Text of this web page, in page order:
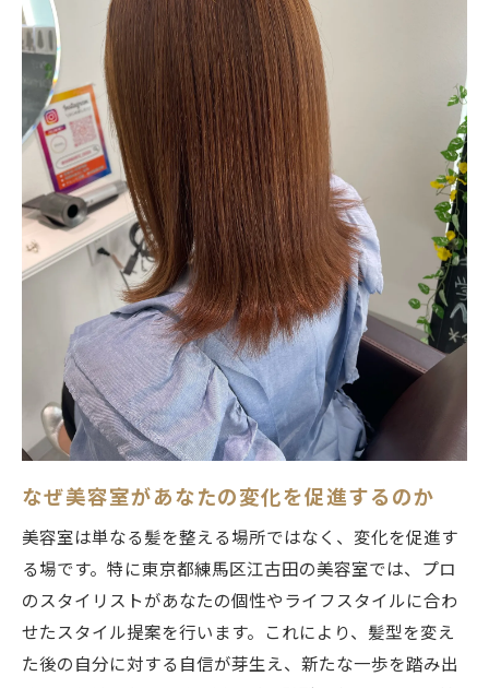
美容室体験を通じての自己表現
日常のストレスを解消する美容室体験
江古田の美容室が提供するリラクゼーショ
ン
江古田で見つける特別な美容室がもたらす価値
唯一無二の美容体験の重要性
江古田の美容室が提案するトレンドスタイ
ル
価値ある美容室選びのポイント
特別なサービスが生む満足感
プロの手によるスタイルチェンジの魅力
江古田で特別なひとときを過ごす
美容室選びがあなたの個性を引き出す鍵
江古田の美容室で個性を活かす方法
パーソナルスタイリングの価値
スタイリストとの信頼関係を築く
オーダーメイドの美容体験を探る
なぜ美容室があなたの変化を促進するのか
美容室は単なる髪を整える場所ではなく、変化を促進す
る場です。特に東京都練馬区江古田の美容室では、プロ
のスタイリストがあなたの個性やライフスタイルに合わ
せたスタイル提案を行います。これにより、髪型を変え
た後の自分に対する自信が芽生え、新たな一歩を踏み出